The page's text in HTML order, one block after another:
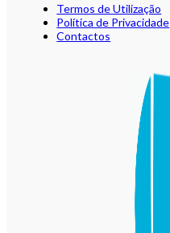
Termos de Utilização
Política de Privacidade
Contactos